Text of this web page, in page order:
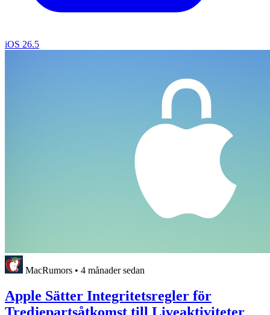
iOS 26.5
MacRumors • 4 månader sedan
Apple Sätter Integritetsregler för
Tredjepartsåtkomst till Liveaktiviteter